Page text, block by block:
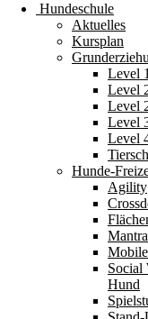
Hundeschule
Aktuelles
Kursplan
Level
Level
Level
Level
Level
Hunde-
Agility
Social
Hund